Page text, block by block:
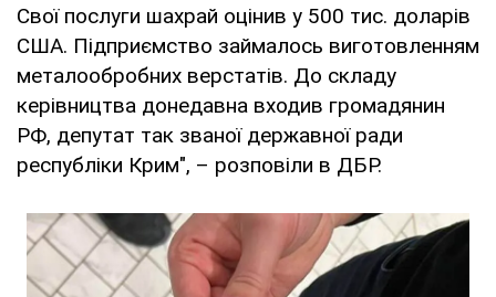
Свої послуги шахрай оцінив у 500 тис. доларів
США. Підприємство займалось виготовленням
металообробних верстатів. До складу
керівництва донедавна входив громадянин
РФ, депутат так званої державної ради
республіки Крим", – розповіли в ДБР.